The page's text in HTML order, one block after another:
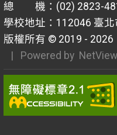
總 機：(02) 2823-
學校地址：112046 臺
版權所有 © 2019 - 2026
| Powered by NetView